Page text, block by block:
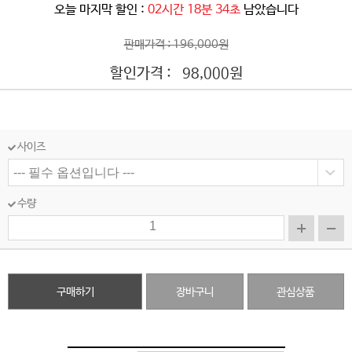
오늘 마지막 할인 : 02시간 18분 32초 남았습니다
판매가격 : 196,000원
할인가격 : 98,000원
사이즈
수량
구매하기 장바구니 관심상품